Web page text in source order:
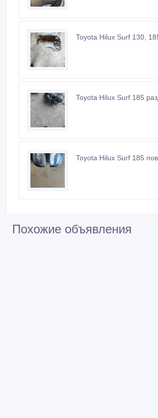
Toyota Hilux Surf 130,
Toyota Hilux Surf 185
Toyota Hilux Surf 185
Похожие объявления